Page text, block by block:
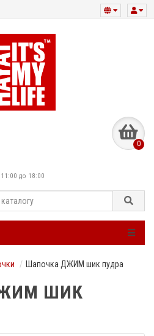
до 18:00
0
Шапочка ДЖИМ шик пудра
ШИК